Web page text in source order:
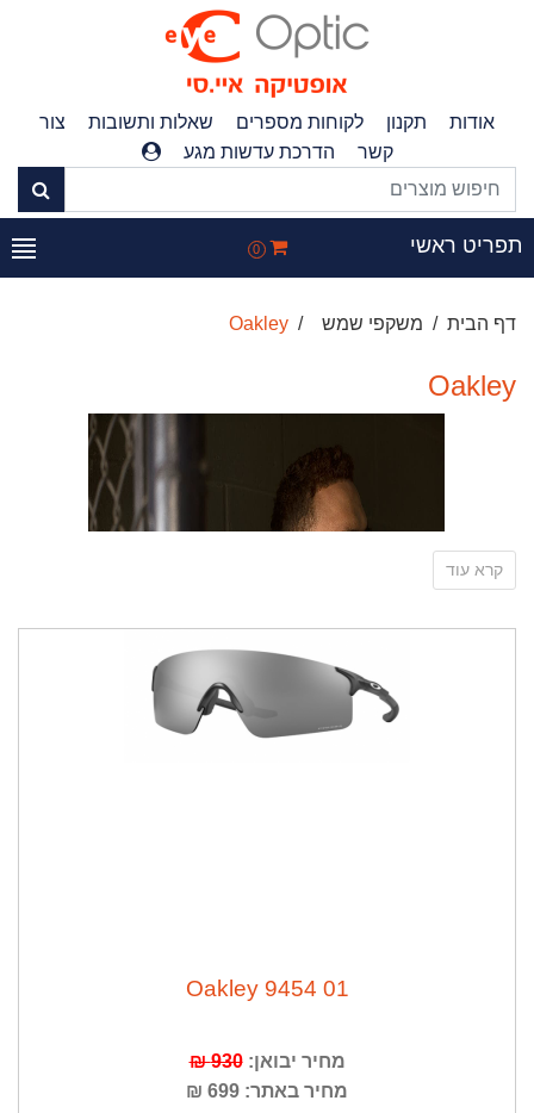
אודות תקנון לקוחות מספרים שאלות ותשובות
צור
קשר
הדרכת עדשות מגע
תפריט ראשי 0
דף הבית משקפי שמש Oakley
Oakley
ממשיכים לפרוץ גבולות עם טכנולוגיהPRIZM
המדגישה צבעים שהעין האנושית אינה קולטת כאשר
המטרה לשפר ביצועים ולהבטיח אימון בטוח יותר.
קרא עוד
01 9454 Oakley
מחיר יבואן:930 ₪
מחיר באתר: 699 ₪